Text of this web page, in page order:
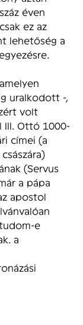
éven
ez az
lehetőség a
uralkodott -,
volt
III. Ottó 1000-
címei (a
(Servus
a pápa
apostol
e
a